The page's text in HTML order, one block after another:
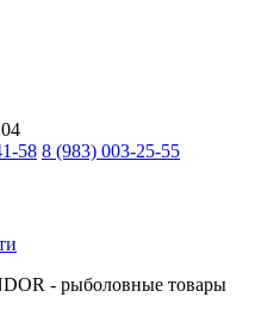
58 8 (983) 003-25-55
- рыболовные товары